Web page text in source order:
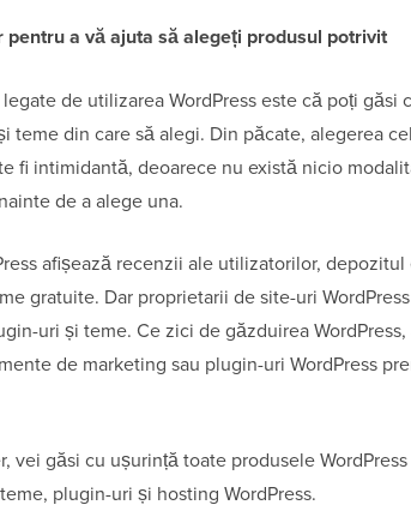
a vă ajuta să alegeți produsul potrivit
de utilizarea WordPress este că poți găsi
teme din care să alegi. Din păcate, alegerea
fi intimidantă, deoarece nu există nicio
de a alege una.
afișează recenzii ale utilizatorilor,
gratuite. Dar proprietarii de site-uri
uri și teme. Ce zici de găzduirea
de marketing sau plugin-uri WordPress
vei găsi cu ușurință toate produsele
plugin-uri și hosting WordPress.